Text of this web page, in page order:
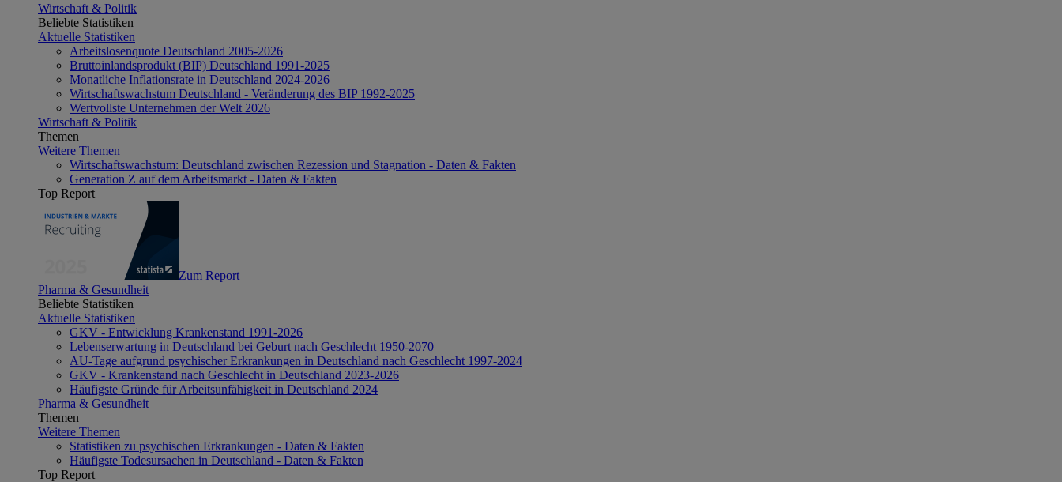
Wirtschaft & Politik
Beliebte Statistiken
Aktuelle Statistiken
Arbeitslosenquote Deutschland 2005-2026
Bruttoinlandsprodukt (BIP) Deutschland 1991-2025
Monatliche Inflationsrate in Deutschland 2024-2026
Wirtschaftswachstum Deutschland - Veränderung des BIP 1992-2025
Wertvollste Unternehmen der Welt 2026
Wirtschaft & Politik
Themen
Weitere Themen
Wirtschaftswachstum: Deutschland zwischen Rezession und Stagnation - Daten & Fakten
Generation Z auf dem Arbeitsmarkt - Daten & Fakten
Top Report
Zum Report
Pharma & Gesundheit
Beliebte Statistiken
Aktuelle Statistiken
GKV - Entwicklung Krankenstand 1991-2026
Lebenserwartung in Deutschland bei Geburt nach Geschlecht 1950-2070
AU-Tage aufgrund psychischer Erkrankungen in Deutschland nach Geschlecht 1997-2024
GKV - Krankenstand nach Geschlecht in Deutschland 2023-2026
Häufigste Gründe für Arbeitsunfähigkeit in Deutschland 2024
Pharma & Gesundheit
Themen
Weitere Themen
Statistiken zu psychischen Erkrankungen - Daten & Fakten
Häufigste Todesursachen in Deutschland - Daten & Fakten
Top Report